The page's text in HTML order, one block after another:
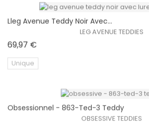
EXCLUSIVITÉ WEB !
EXCLUSIVITÉ WEB !
Lleg Avenue Teddy Noir Avec...
LEG AVENUE TEDDIES
69,97 €
Unique
Obsessionnel - 863-Ted-3 Teddy
OBSESSIVE TEDDIES